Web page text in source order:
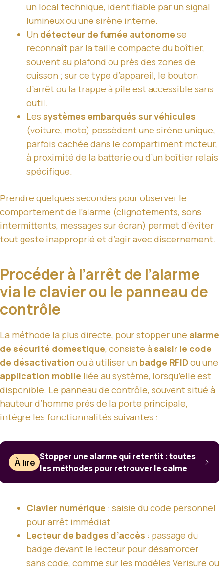
un local technique, identifiable par un signal
lumineux ou une sirène interne.
Un détecteur de fumée autonome se
reconnaît par la taille compacte du boîtier,
souvent au plafond ou près des zones de
cuisson ; sur ce type d’appareil, le bouton
d’arrêt ou la trappe à pile est accessible sans
outil.
Les systèmes embarqués sur véhicules
(voiture, moto) possèdent une sirène unique,
parfois cachée dans le compartiment moteur,
à proximité de la batterie ou d’un boîtier relais
spécifique.
Prendre quelques secondes pourobserver le
comportement de l’alarme (clignotements, sons
intermittents, messages sur écran) permet d’éviter
tout geste inapproprié et d’agir avec discernement.
Procéder à l’arrêt de l’alarme
via le clavier ou le panneau de
contrôle
La méthode la plus directe, pour stopper une alarme
de sécurité domestique, consiste à saisir le code
de désactivation ou à utiliser un badge RFIDou une
application mobile liée au système, lorsqu’elle est
disponible. Le panneau de contrôle, souvent situé à
hauteur d’homme près de la porte principale,
intègre les fonctionnalités suivantes :
À lire
Stopper une alarme qui retentit : toutes
les méthodes pour retrouver le calme
Clavier numérique : saisie du code personnel
pour arrêt immédiat
Lecteur de badges d’accès : passage du
badge devant le lecteur pour désamorcer
sans code, comme sur les modèles Verisure ou